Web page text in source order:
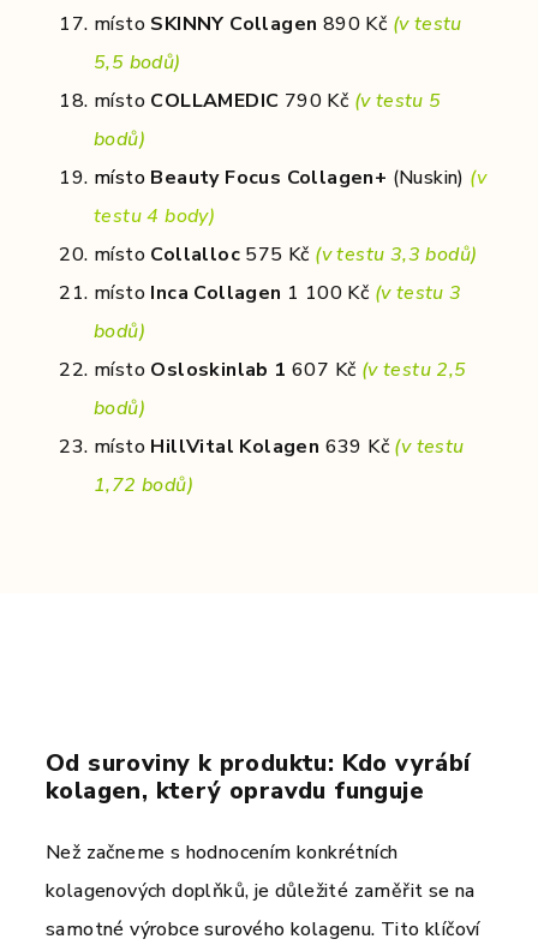
místo SKINNY Collagen 890 Kč (v testu
5,5 bodů)
místo COLLAMEDIC 790 Kč (v testu 5
bodů)
místo Beauty Focus Collagen+ (Nuskin) (v
testu 4 body)
místo Collalloc 575 Kč (v testu 3,3 bodů)
místo Inca Collagen 1 100 Kč (v testu 3
bodů)
místo Osloskinlab 1 607 Kč (v testu 2,5
bodů)
místo HillVital Kolagen 639 Kč (v testu
1,72 bodů)
Od suroviny k produktu: Kdo vyrábí
kolagen, který opravdu funguje
Než začneme s hodnocením konkrétních
kolagenových doplňků, je důležité zaměřit se na
samotné výrobce surového kolagenu. Tito klíčoví